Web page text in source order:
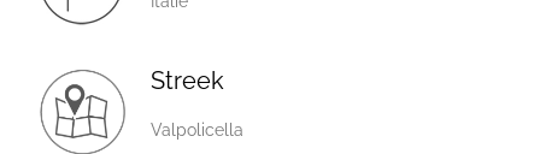
Streek
Valpolicella